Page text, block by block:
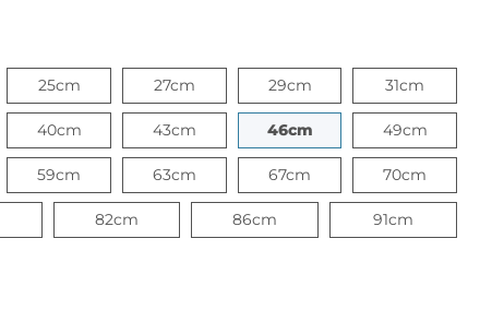
25cm25cm 27cm27cm 29cm29cm 31cm
40cm40cm 43cm43cm 46cm46cm 49cm49cm
59cm 63cm63cm 67cm 70cm
82cm82cm 86cm 91cm